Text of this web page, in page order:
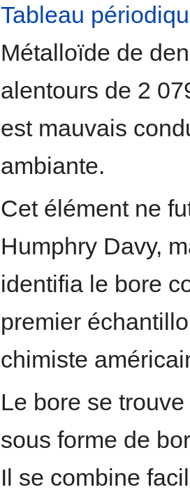
Tableau
Métalloïde de
alentours de 2
est mauvais
ambiante.
Cet élément ne
Humphry Davy,
identifia le bore
premier
chimiste
Le bore se
sous forme de
Il se combine